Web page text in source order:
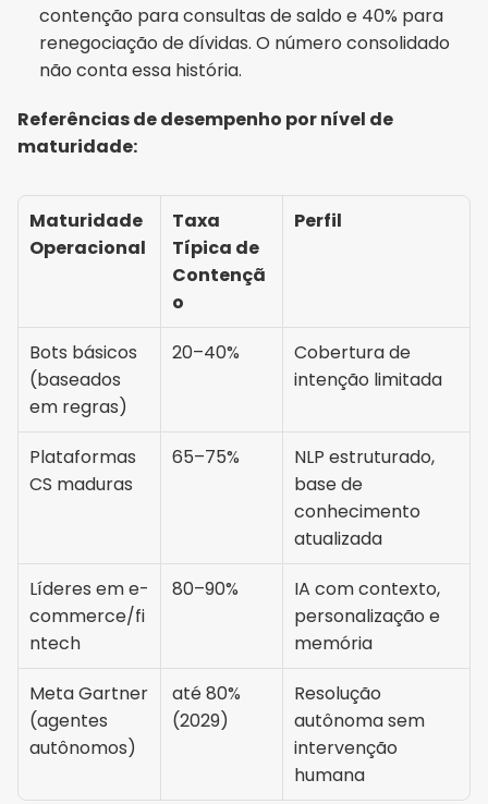
contenção para consultas de saldo e 40% para
renegociação de dívidas. O número consolidado
não conta essa história.
Referências de desempenho por nível de
maturidade:
Maturidade
Operacional
Taxa
Típica de
Contençã
o
Perfil
Bots básicos
(baseados
em regras)
20–40%
Cobertura de
intenção limitada
Plataformas
CS maduras
65–75%
NLP estruturado,
base de
conhecimento
atualizada
Líderes em e-
commerce/fi
ntech
80–90%
IA com contexto,
personalização e
memória
Meta Gartner
(agentes
autônomos)
até 80%
(2029)
Resolução
autônoma sem
intervenção
humana